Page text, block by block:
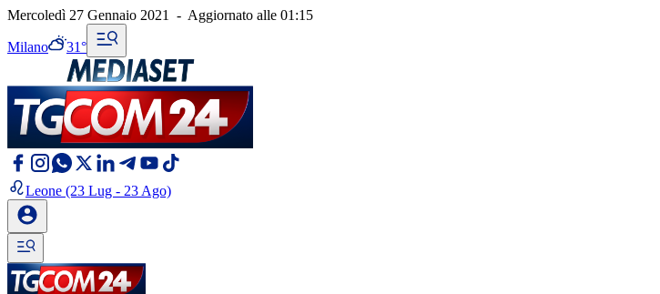
Mercoledì 27 Gennaio 2021 - Aggiornato alle 01:15
Milano 31°
Leone (23 Lug - 23 Ago)